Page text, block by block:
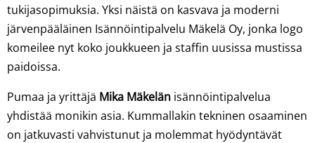
tukijasopimuksia. Yksi näistä on kasvava ja moderni
järvenpääläinen Isännöintipalvelu Mäkelä Oy, jonka logo
komeilee nyt koko joukkueen ja staffin uusissa mustissa
paidoissa.
Pumaa ja yrittäjä Mika Mäkelän isännöintipalvelua
yhdistää monikin asia. Kummallakin tekninen osaaminen
on jatkuvasti vahvistunut ja molemmat hyödyntävät